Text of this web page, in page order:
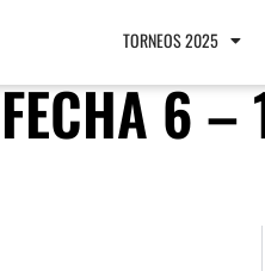
TORNEOS 2025
6 –